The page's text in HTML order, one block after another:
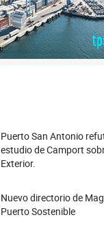
Puerto San Antonio
estudio de Camport
Exterior.
Nuevo directorio de
Puerto Sostenible